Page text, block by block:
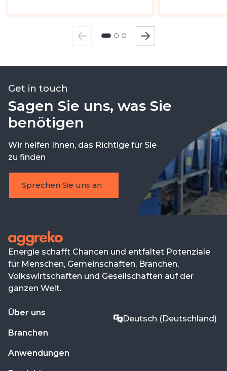
Get in touch
Sagen Sie uns, was Sie
benötigen
Wir helfen Ihnen, das Richtige für Sie
zu finden
Sprechen Sie uns an
Energie schafft Chancen und entfaltet Potenziale
für Menschen, Gemeinschaften, Branchen,
Volkswirtschaften und Gesellschaften auf der
ganzen Welt.
Deutsch (Deutschland)
Über uns
Branchen
Anwendungen